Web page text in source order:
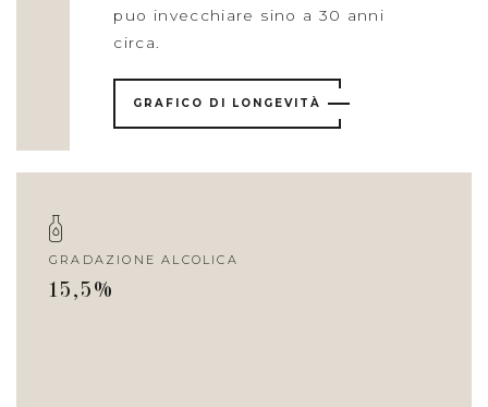
puo invecchiare sino a 30 anni
circa.
GRAFICO DI LONGEVITÀ
GRADAZIONE ALCOLICA
15,5%